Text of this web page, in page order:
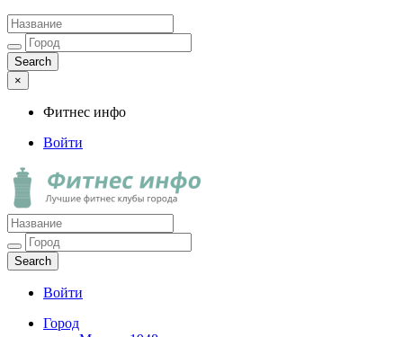
×
Фитнес инфо
Войти
Фитнес инфо
Лучшие фитнес клубы города
Войти
Город